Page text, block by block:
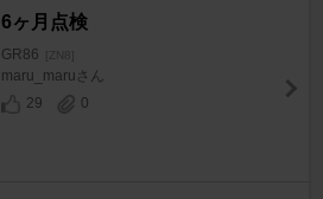
6ヶ月点検
GR86 [ZN8]
maru_maruさん
29
0